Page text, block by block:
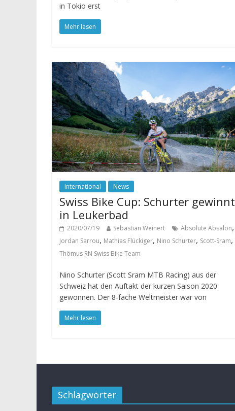
in Tokio erst
Mehr lesen
International News
Swiss Bike Cup: Schurter gewinnt
in Leukerbad
2020/07/19 Sebastian Weinert Absolute Absalon,
Jordan Sarrou, Mathias Flückiger, Nino Schurter, Scott-Sram,
Thömus RN Swiss Bike Team
Nino Schurter (Scott Sram MTB Racing) aus der
Schweiz hat den Auftakt der kurzen Saison 2020
gewonnen. Der 8-fache Weltmeister war von
Mehr lesen
Schlagwörter